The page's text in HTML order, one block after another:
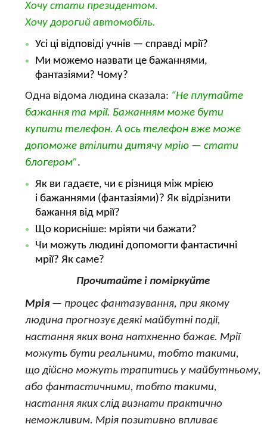
Хочу стати президентом.
Хочу дорогий автомобіль.
Усі ці відповіді учнів — справді мрії?
Ми можемо назвати це бажаннями,
фантазіями? Чому?
Одна відома людина сказала: “Не плутайте
бажання та мрії. Бажанням може бути
купити телефон. А ось телефон вже може
допоможе втілити дитячу мрію — стати
блогером”.
Як ви гадаєте, чи є різниця між мрією
і бажаннями (фантазіями)? Як відрізнити
бажання від мрії?
Що корисніше: мріяти чи бажати?
Чи можуть людині допомогти фантастичні
мрії? Як саме?
Прочитайте і поміркуйте
Мрія — процес фантазування, при якому
людина прогнозує деякі майбутні події,
настання яких вона натхненно бажає. Мрії
можуть бути реальними, тобто такими,
що дійсно можуть трапитись у майбутньому,
або фантастичними, тобто такими,
настання яких слід визнати практично
неможливим. Мрія позитивно впливає